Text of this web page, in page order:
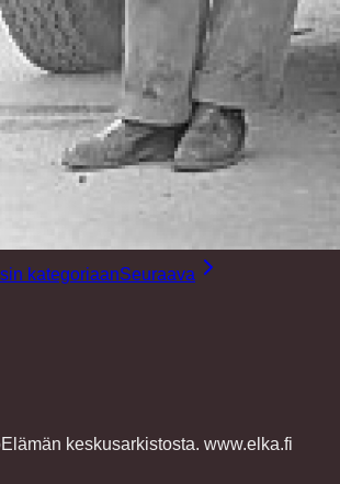
kategoriaanSeuraava
keskusarkistosta. www.elka.fi